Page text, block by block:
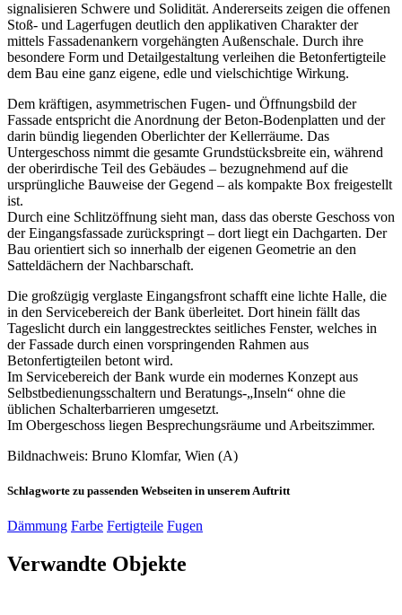
signalisieren Schwere und Solidität. Andererseits zeigen die offenen
Stoß- und Lagerfugen deutlich den applikativen Charakter der
mittels Fassadenankern vorgehängten Außenschale. Durch ihre
besondere Form und Detailgestaltung verleihen die Betonfertigteile
dem Bau eine ganz eigene, edle und vielschichtige Wirkung.
Dem kräftigen, asymmetrischen Fugen- und Öffnungsbild der
Fassade entspricht die Anordnung der Beton-Bodenplatten und der
darin bündig liegenden Oberlichter der Kellerräume. Das
Untergeschoss nimmt die gesamte Grundstücksbreite ein, während
der oberirdische Teil des Gebäudes – bezugnehmend auf die
ursprüngliche Bauweise der Gegend – als kompakte Box freigestellt
ist.
Durch eine Schlitzöffnung sieht man, dass das oberste Geschoss von
der Eingangsfassade zurückspringt – dort liegt ein Dachgarten. Der
Bau orientiert sich so innerhalb der eigenen Geometrie an den
Satteldächern der Nachbarschaft.
Die großzügig verglaste Eingangsfront schafft eine lichte Halle, die
in den Servicebereich der Bank überleitet. Dort hinein fällt das
Tageslicht durch ein langgestrecktes seitliches Fenster, welches in
der Fassade durch einen vorspringenden Rahmen aus
Betonfertigteilen betont wird.
Im Servicebereich der Bank wurde ein modernes Konzept aus
Selbstbedienungsschaltern und Beratungs-„Inseln“ ohne die
üblichen Schalterbarrieren umgesetzt.
Im Obergeschoss liegen Besprechungsräume und Arbeitszimmer.
Bildnachweis: Bruno Klomfar, Wien (A)
Schlagworte zu passenden Webseiten in unserem Auftritt
Dämmung Farbe Fertigteile Fugen
Verwandte Objekte